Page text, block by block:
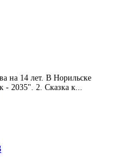
на 14 лет. В Норильске
- 2035". 2. Сказка к...